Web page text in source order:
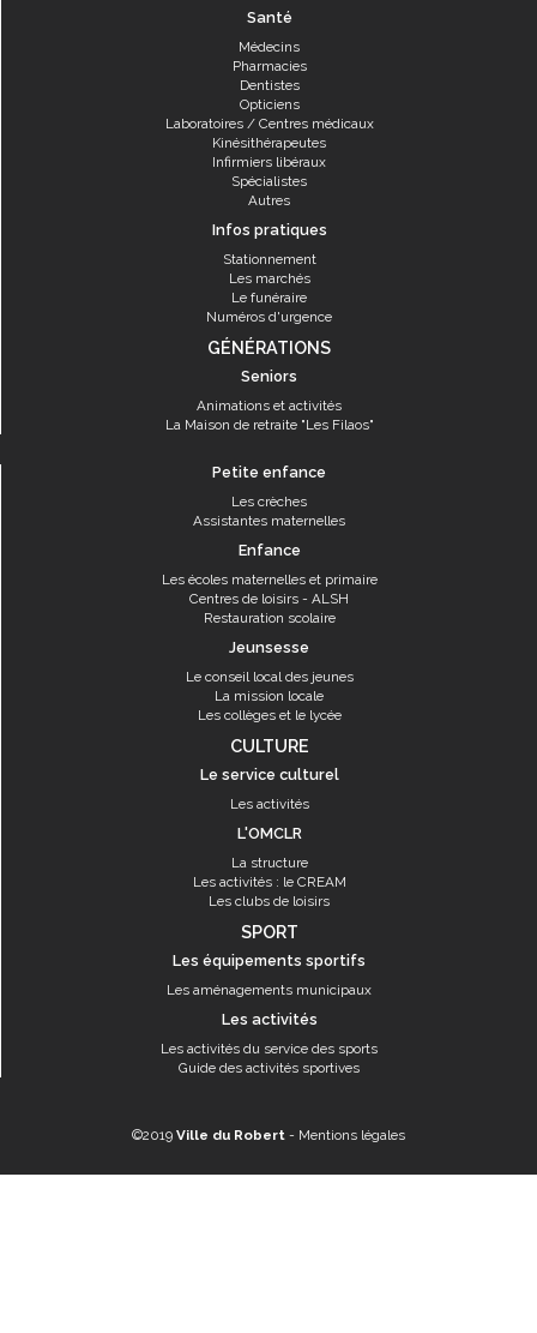
Santé
Médecins
Pharmacies
Dentistes
Opticiens
Laboratoires / Centres médicaux
Kinésithérapeutes
Infirmiers libéraux
Spécialistes
Autres
Infos pratiques
Stationnement
Les marchés
Le funéraire
Numéros d'urgence
GÉNÉRATIONS
Seniors
Animations et activités
La Maison de retraite "Les Filaos"
Petite enfance
Les crèches
Assistantes maternelles
Enfance
Les écoles maternelles et primaire
Centres de loisirs - ALSH
Restauration scolaire
Jeunsesse
Le conseil local des jeunes
La mission locale
Les collèges et le lycée
CULTURE
Le service culturel
Les activités
L'OMCLR
La structure
Les activités : le CREAM
Les clubs de loisirs
SPORT
Les équipements sportifs
Les aménagements municipaux
Les activités
Les activités du service des sports
Guide des activités sportives
©2019 Ville du Robert - Mentions légales